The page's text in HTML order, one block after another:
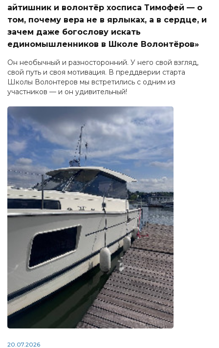
айтишник и волонтёр хосписа Тимофей — о
том, почему вера не в ярлыках, а в сердце, и
зачем даже богослову искать
единомышленников в Школе Волонтёров»
Он необычный и разносторонний. У него свой взгляд,
свой путь и своя мотивация. В преддверии старта
Школы Волонтеров мы встретились с одним из
участников — и он удивительный!
20.07.2026